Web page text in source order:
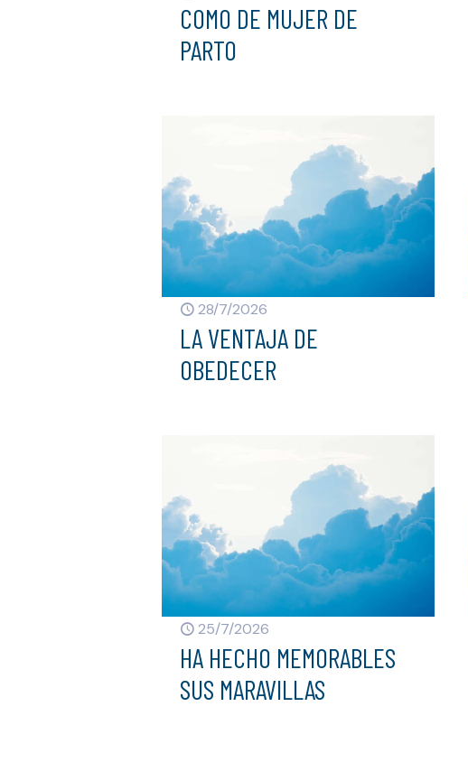
COMO DE MUJER DE
PARTO
28/7/2026
LA VENTAJA DE
OBEDECER
25/7/2026
HA HECHO MEMORABLES
SUS MARAVILLAS